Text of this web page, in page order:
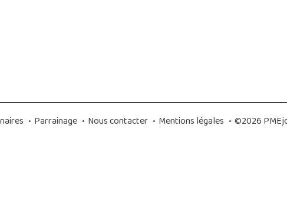
• Parrainage • Nous contacter • Mentions légales • ©2026